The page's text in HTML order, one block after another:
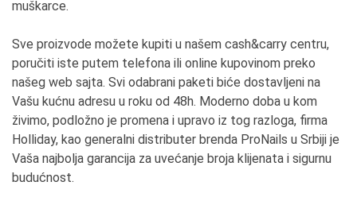
muškarce.
Sve proizvode možete kupiti u našem cash&carry centru,
poručiti iste putem telefona ili online kupovinom preko
našeg web sajta. Svi odabrani paketi biće dostavljeni na
Vašu kućnu adresu u roku od 48h. Moderno doba u kom
živimo, podložno je promena i upravo iz tog razloga, firma
Holliday, kao generalni distributer brenda ProNails u Srbiji je
Vaša najbolja garancija za uvećanje broja klijenata i sigurnu
budućnost.